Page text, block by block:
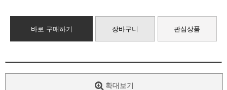
바로 구매하기 장바구니 관심상품
확대보기